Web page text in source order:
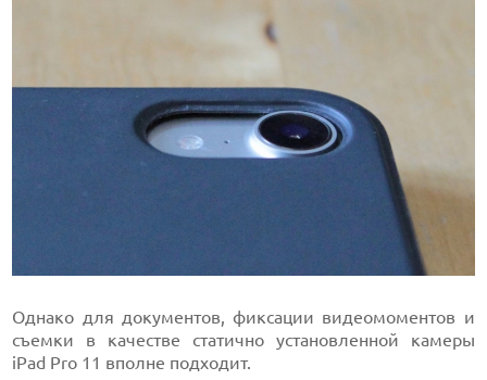
Однако для документов, фиксации видеомоментов и
съемки в качестве статично установленной камеры
iPad Pro 11 вполне подходит.